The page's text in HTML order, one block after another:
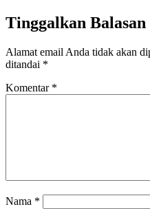
Tinggalkan Balasan
Alamat email Anda tidak akan
ditandai *
Komentar *
Nama *